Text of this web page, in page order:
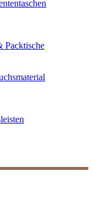
Packtische